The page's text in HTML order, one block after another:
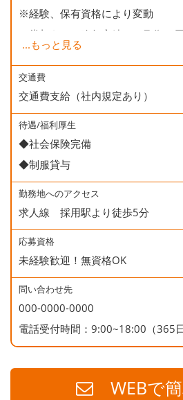
※経験、保有資格により変動
※賞与あり（昨年実績 2ヶ月分×2回
＜年収イメージ＞
・1年目 4,000,000円
・3年目 4,500,000円
・5年目 5,000,000円
...もっと見る
交通費
交通費支給（社内規定あり）
待遇/福利厚生
◆社会保険完備
◆制服貸与
勤務地へのアクセス
求人線 採用駅より徒歩5分
応募資格
未経験歓迎！無資格OK
問い合わせ先
000-0000-0000
電話受付時間：9:00~18:00（365
WEBで簡